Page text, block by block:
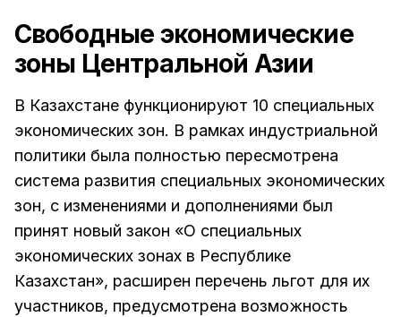
Свободные экономические
зоны Центральной Азии
В Казахстане функционируют 10 специальных
экономических зон. В рамках индустриальной
политики была полностью пересмотрена
система развития специальных экономических
зон, с изменениями и дополнениями был
принят новый закон «О специальных
экономических зонах в Республике
Казахстан», расширен перечень льгот для их
участников, предусмотрена возможность